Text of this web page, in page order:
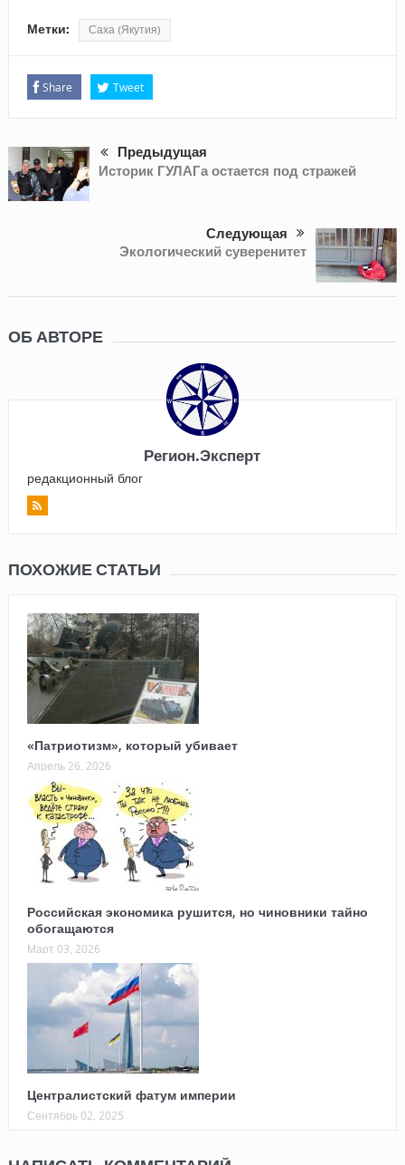
Метки: Саха (Якутия)
Share Tweet
Предыдущая
Историк ГУЛАГа остается под стражей
Следующая
Экологический суверенитет
ОБ АВТОРЕ
Регион.Эксперт
редакционный блог
ПОХОЖИЕ СТАТЬИ
«Патриотизм», который убивает
Апрель 26, 2026
Российская экономика рушится, но чиновники тайно
обогащаются
Март 03, 2026
Централистский фатум империи
Сентябрь 02, 2025